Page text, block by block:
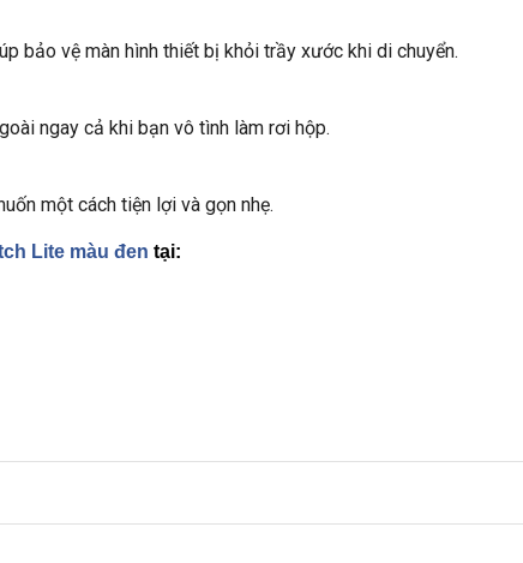
bảo vệ màn hình thiết bị khỏi trầy xước khi di chuyển.
ngay cả khi bạn vô tình làm rơi hộp.
một cách tiện lợi và gọn nhẹ.
Lite màu đen tại: